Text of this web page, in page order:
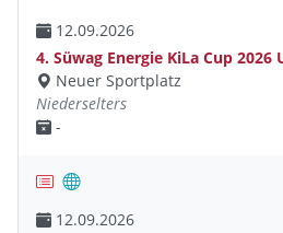
12.09.2026
4. Süwag Energie KiLa Cup 2026
Neuer Sportplatz
Niederselters
-
12.09.2026